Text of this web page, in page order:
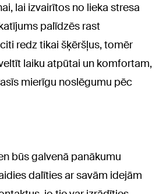
lai izvairītos no lieka stresa
palīdzēs rast
redz tikai šķēršļus, tomēr
laiku atpūtai un komfortam,
mierīgu noslēgumu pēc
būs galvenā panākumu
dalīties ar savām idejām